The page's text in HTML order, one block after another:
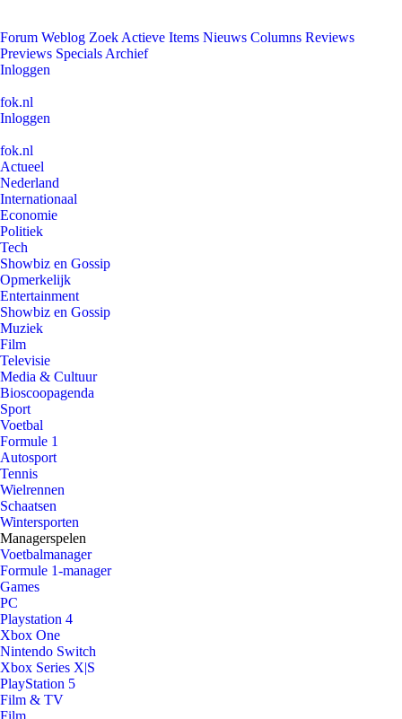
Forum Weblog Zoek Actieve Items Nieuws Columns Reviews
Previews Specials Archief
Inloggen
fok.nl
Inloggen
fok.nl
Actueel
Nederland
Internationaal
Economie
Politiek
Tech
Showbiz en Gossip
Opmerkelijk
Entertainment
Showbiz en Gossip
Muziek
Film
Televisie
Media & Cultuur
Bioscoopagenda
Sport
Voetbal
Formule 1
Autosport
Tennis
Wielrennen
Schaatsen
Wintersporten
Managerspelen
Voetbalmanager
Formule 1-manager
Games
PC
Playstation 4
Xbox One
Nintendo Switch
Xbox Series X|S
PlayStation 5
Film & TV
Film